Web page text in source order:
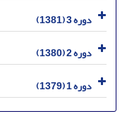
دوره 3 (1381)
دوره 2 (1380)
دوره 1 (1379)